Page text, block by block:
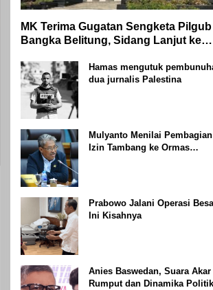
MK Terima Gugatan Sengketa Pilgub
Bangka Belitung, Sidang Lanjut ke
Hamas mengutuk
dua jurnalis Palestina
Mulyanto Menilai Pembagian
Izin Tambang ke Ormas
Prabowo Jalani Operasi
Ini Kisahnya
Anies Baswedan, Suara Akar
Rumput dan Dinamika Politik